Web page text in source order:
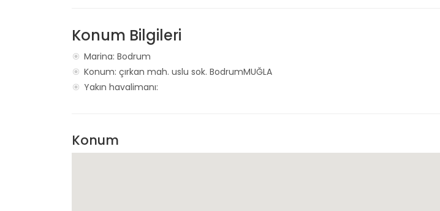
Konum Bilgileri
Marina: Bodrum
Konum: çırkan mah. uslu sok. BodrumMUĞLA
Yakın havalimanı:
Konum